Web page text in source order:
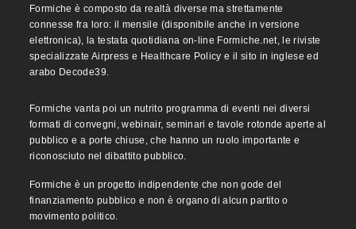
Formiche è composto da realtà diverse ma strettamente
connesse fra loro: il mensile (disponibile anche in versione
elettronica), la testata quotidiana on-line Formiche.net, le riviste
specializzate Airpress e Healthcare Policy e il sito in inglese ed
arabo Decode39.
Formiche vanta poi un nutrito programma di eventi nei diversi
formati di convegni, webinair, seminari e tavole rotonde aperte al
pubblico e a porte chiuse, che hanno un ruolo importante e
riconosciuto nel dibattito pubblico.
Formiche è un progetto indipendente che non gode del
finanziamento pubblico e non è organo di alcun partito o
movimento politico.